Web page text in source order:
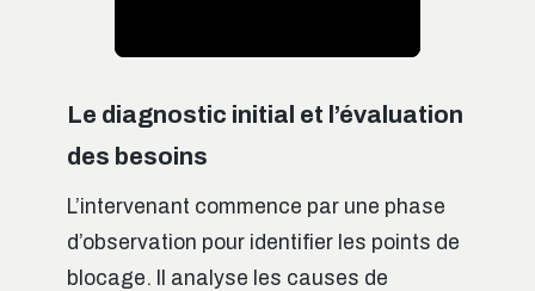
Le diagnostic initial et l’évaluation
des besoins
L’intervenant commence par une phase
d’observation pour identifier les points de
blocage. Il analyse les causes de